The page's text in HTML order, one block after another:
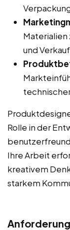
und
Rolle in der
Ihre Arbeit
kreativem
starkem